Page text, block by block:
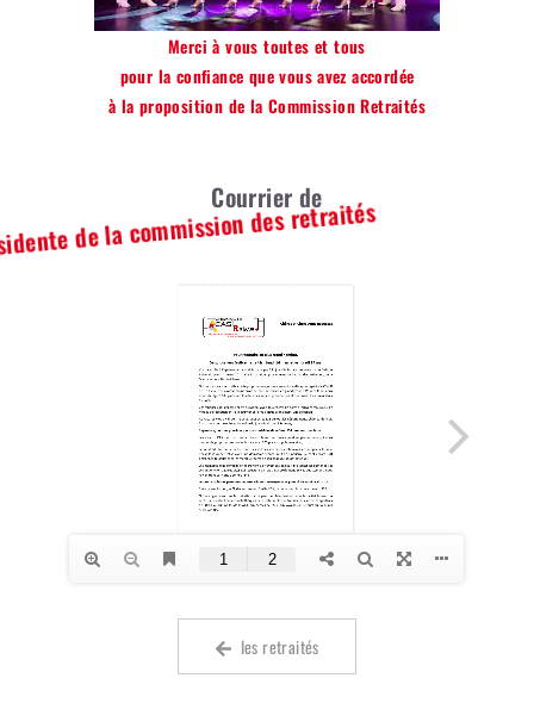
Merci à vous toutes et tous
pour la confiance que vous avez accordée
à la proposition de la Commission Retraités
Courrier de
la présidente de la commission des retraités
les retraités